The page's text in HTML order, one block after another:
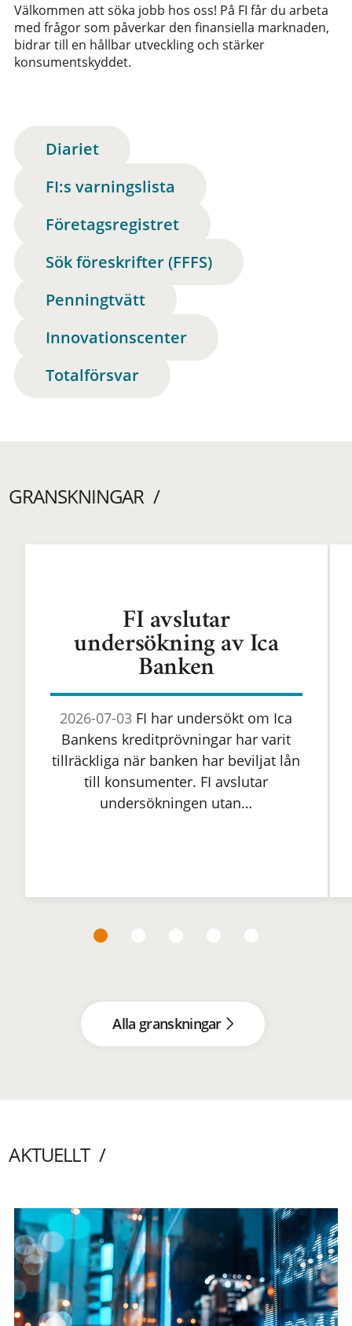
Välkommen att söka jobb hos oss! På FI får du arbeta
med frågor som påverkar den finansiella marknaden,
bidrar till en hållbar utveckling och stärker
konsumentskyddet.
Diariet
FI:s varningslista
Företagsregistret
Sök föreskrifter (FFFS)
Penningtvätt
Innovationscenter
Totalförsvar
GRANSKNINGAR
FI avslutar
undersökning av Ica
Banken
2026-07-03 FI har undersökt om Ica
Bankens kreditprövningar har varit
tillräckliga när banken har beviljat lån
till konsumenter. FI avslutar
undersökningen utan…
Alla granskningar
AKTUELLT